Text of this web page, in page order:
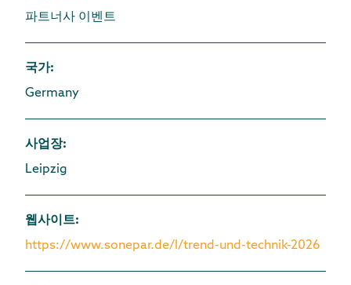
파트너사 이벤트
국가:
Germany
사업장:
Leipzig
웹사이트:
https://www.sonepar.de/l/trend-und-technik-2026